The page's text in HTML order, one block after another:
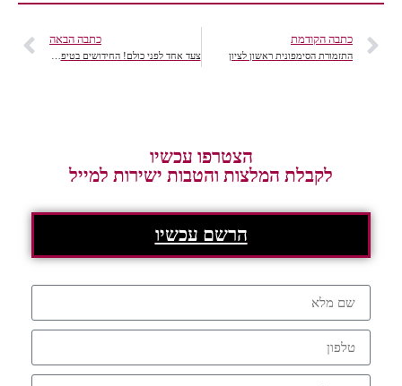
כתבה הקודמת
התזמורת הסימפונית ראשון לציון
כתבה הבאה
צעד אחד לפני כולם! החידושים בטיפולים
הצטרפו עכשיו
לקבלת המלצות והטבות ישירות למייל
הרשם עכשיו